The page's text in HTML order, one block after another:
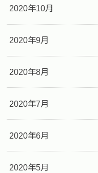
2020年10月
2020年9月
2020年8月
2020年7月
2020年6月
2020年5月